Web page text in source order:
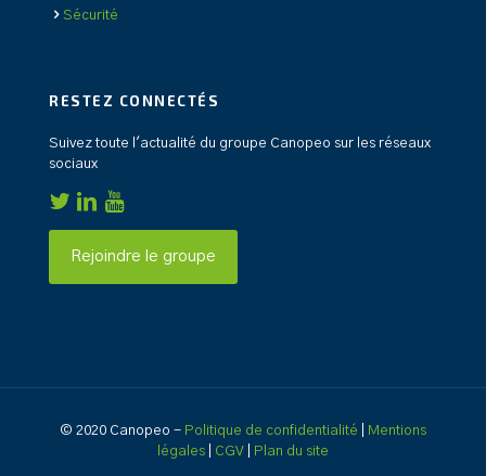
Sécurité
RESTEZ CONNECTÉS
Suivez toute l'actualité du groupe Canopeo sur les réseaux
sociaux
Rejoindre le groupe
© 2020 Canopeo - Politique de confidentialité
Mentions
légales
CGV Plan du site